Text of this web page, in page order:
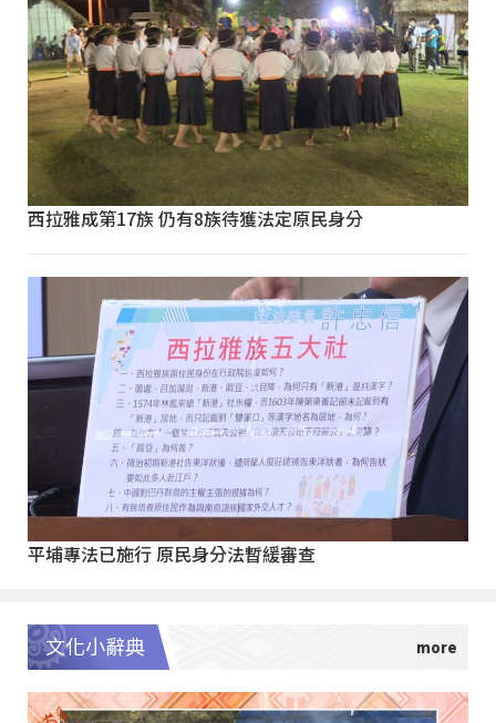
西拉雅成第17族 仍有8族待獲法定原民身分
平埔專法已施行 原民身分法暫緩審查
文化小辭典